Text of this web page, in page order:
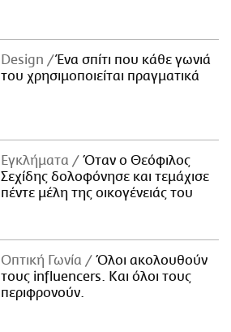
Design
Ένα σπίτι που κάθε γωνιά
του χρησιμοποιείται πραγματικά
Εγκλήματα
Όταν ο Θεόφιλος
Σεχίδης δολοφόνησε και τεμάχισε
πέντε μέλη της οικογένειάς του
Οπτική Γωνία
Όλοι ακολουθούν
τους influencers. Και όλοι τους
περιφρονούν.